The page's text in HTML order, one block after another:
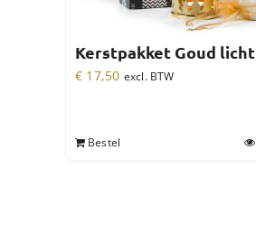
Kerstpakket Goud licht
€ 17,50 excl. BTW
Bestel